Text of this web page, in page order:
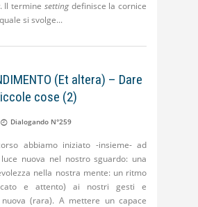
. Il termine settingdefinisce la cornice
si svolge
(Et altera) – Dare
cose (2)
Dialogando N°259
abbiamo iniziato -insieme- ad
nuova nel nostro sguardo: una
nella nostra mente: un ritmo
e attento) ai nostri gesti e
nuova (rara). A mettere un capace